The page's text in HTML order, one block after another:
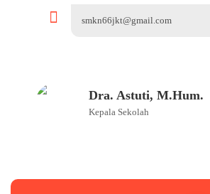
smkn66jkt@gmail.com
Dra. Astuti, M.Hum.
Kepala Sekolah